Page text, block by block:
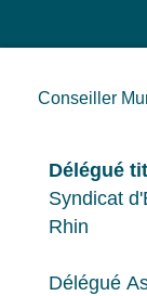
Conseiller
Délégué
Syndicat
Rhin
Délégué